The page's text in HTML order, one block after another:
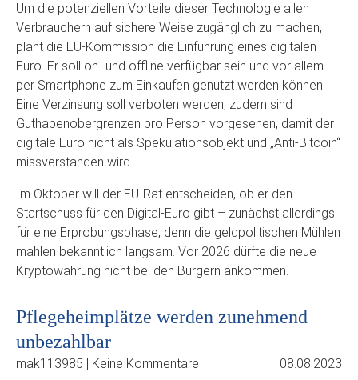
Um die potenziellen Vorteile dieser Technologie allen
Verbrauchern auf sichere Weise zugänglich zu machen,
plant die EU-Kommission die Einführung eines digitalen
Euro. Er soll on- und offline verfügbar sein und vor allem
per Smartphone zum Einkaufen genutzt werden können.
Eine Verzinsung soll verboten werden, zudem sind
Guthabenobergrenzen pro Person vorgesehen, damit der
digitale Euro nicht als Spekulationsobjekt und „Anti-Bitcoin“
missverstanden wird.
Im Oktober will der EU-Rat entscheiden, ob er den
Startschuss für den Digital-Euro gibt – zunächst allerdings
für eine Erprobungsphase, denn die geldpolitischen Mühlen
mahlen bekanntlich langsam. Vor 2026 dürfte die neue
Kryptowährung nicht bei den Bürgern ankommen.
Pflegeheimplätze werden zunehmend
unbezahlbar
mak113985 | Keine Kommentare 08.08.2023